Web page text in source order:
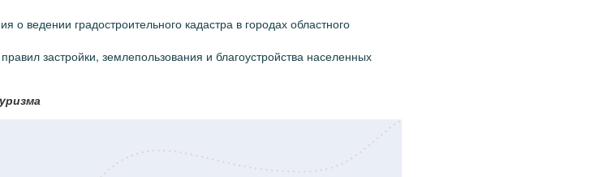
ведении градостроительного кадастра в городах областного
застройки, землепользования и благоустройства населенных